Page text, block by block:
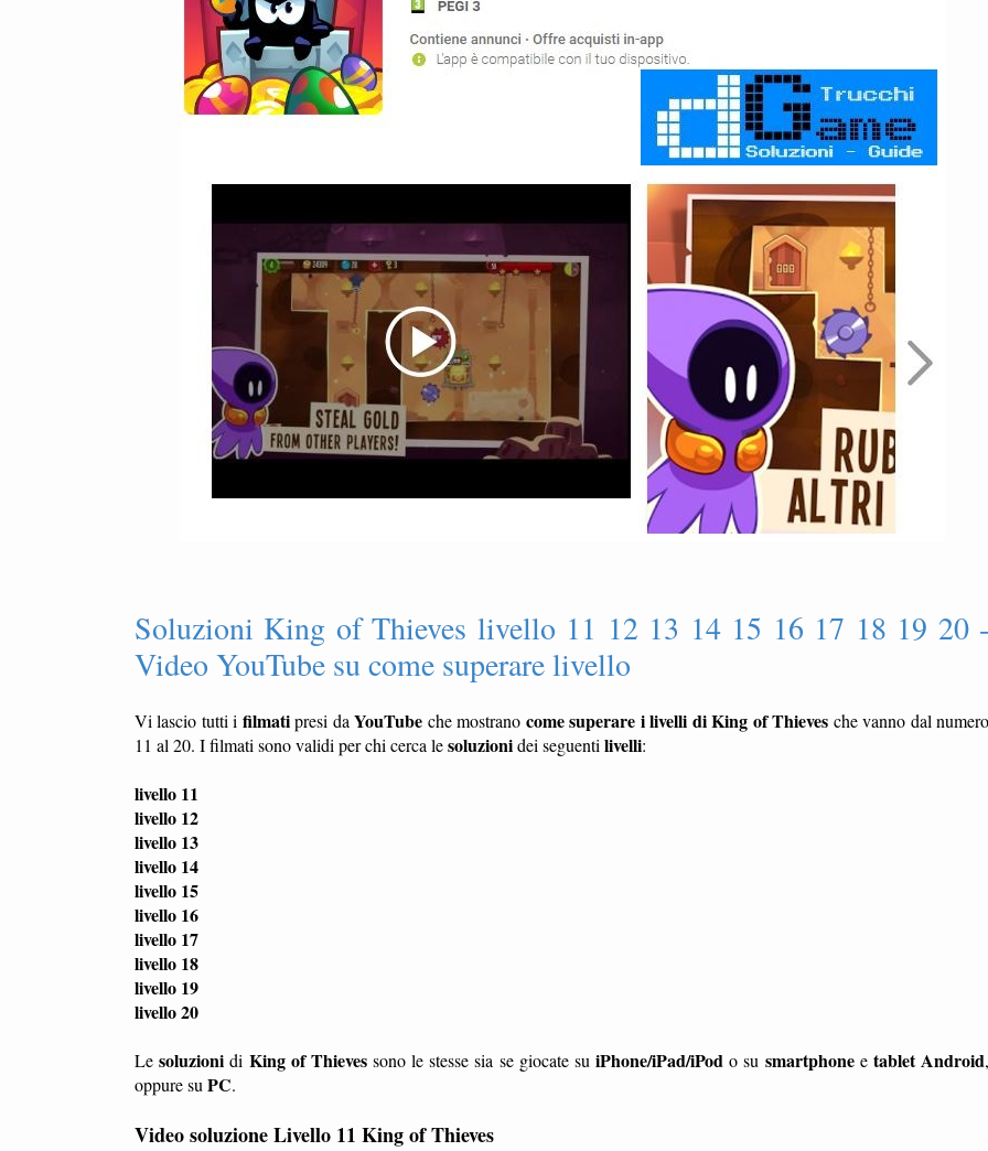
Soluzioni King of Thieves livello 11 12 13 14 15 16 17 18 19 20 -
Video YouTube su come superare livello
Vi lascio tutti i filmatipresi daYouTube che mostrano come superare i livelli di King of Thieves che vanno dal
11 al 20. I filmati sono validi per chi cerca lesoluzionidei seguenti livelli:
livello 11
livello 12
livello 13
livello 14
livello 15
livello 16
livello 17
livello 18
livello 19
livello 20
Lesoluzioni di King of Thievessono le stesse sia se giocate suiPhone/iPad/iPod o su smartphonee tablet Android
oppure su PC.
Video soluzione Livello 11 King of Thieves